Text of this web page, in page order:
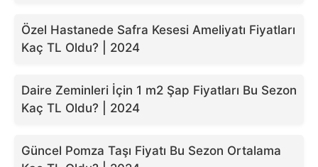
Özel Hastanede Safra Kesesi Ameliyatı Fiyatları
Kaç TL Oldu? | 2024
Daire Zeminleri İçin 1 m2 Şap Fiyatları Bu Sezon
Kaç TL Oldu? | 2024
Güncel Pomza Taşı Fiyatı Bu Sezon Ortalama